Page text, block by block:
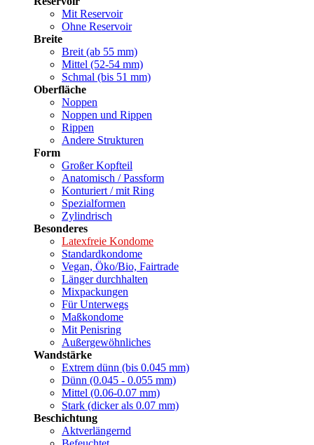
Mit Reservoir
Ohne Reservoir
Breite
Breit (ab 55 mm)
Mittel (52-54 mm)
Schmal (bis 51 mm)
Oberfläche
Noppen
Noppen und Rippen
Rippen
Andere Strukturen
Form
Großer Kopfteil
Anatomisch / Passform
Konturiert / mit Ring
Spezialformen
Zylindrisch
Besonderes
Latexfreie Kondome
Standardkondome
Vegan, Öko/Bio, Fairtrade
Länger durchhalten
Mixpackungen
Für Unterwegs
Maßkondome
Mit Penisring
Außergewöhnliches
Wandstärke
Extrem dünn (bis 0.045 mm)
Dünn (0.045 - 0.055 mm)
Mittel (0.06-0.07 mm)
Stark (dicker als 0.07 mm)
Beschichtung
Aktverlängernd